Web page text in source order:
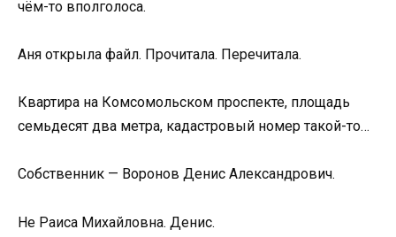
чём-то вполголоса.
Аня открыла файл. Прочитала. Перечитала.
Квартира на Комсомольском проспекте, площадь
семьдесят два метра, кадастровый номер такой-то…
Собственник — Воронов Денис Александрович.
Не Раиса Михайловна. Денис.